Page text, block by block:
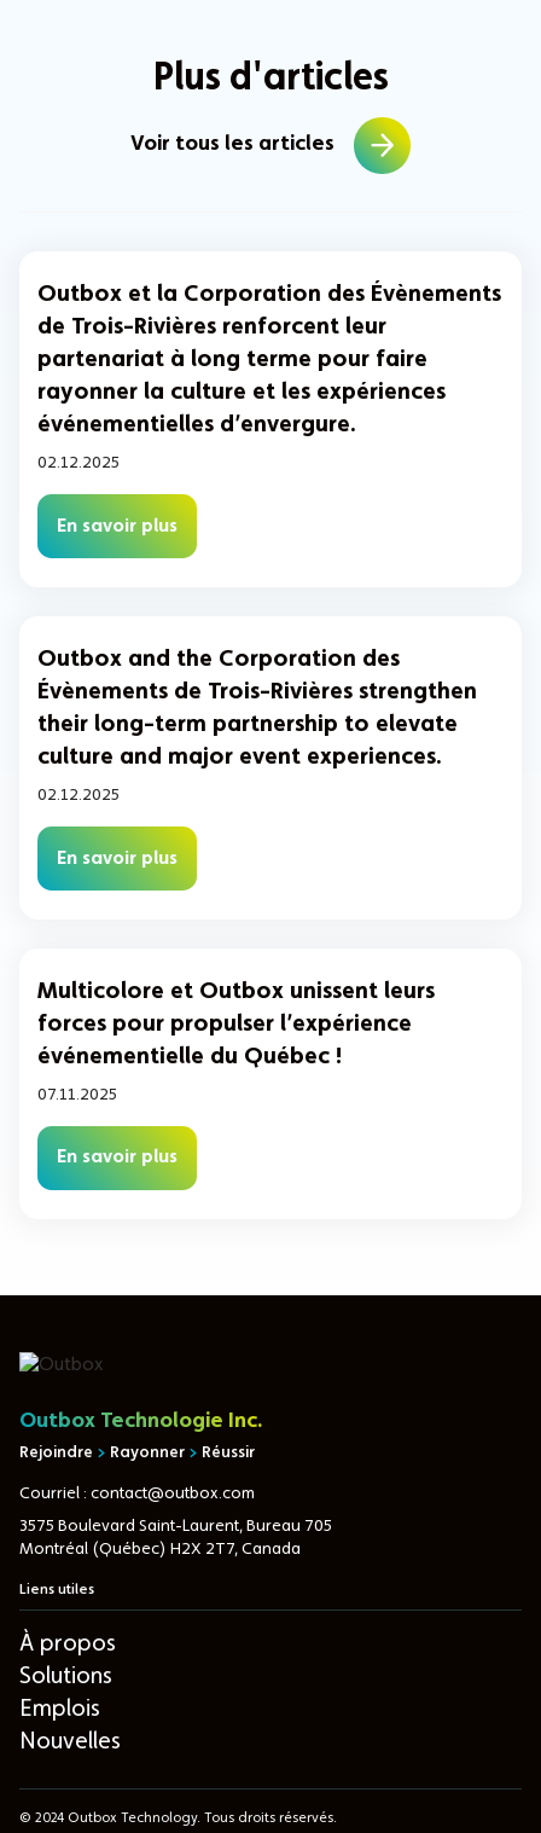
Plus d'articles
Voir tous les articles
Outbox et la Corporation des Évènements
de Trois-Rivières renforcent leur
partenariat à long terme pour faire
rayonner la culture et les expériences
événementielles d’envergure.
02.12.2025
En savoir plus
Outbox and the Corporation des
Évènements de Trois-Rivières strengthen
their long-term partnership to elevate
culture and major event experiences.
02.12.2025
En savoir plus
Multicolore et Outbox unissent leurs
forces pour propulser l’expérience
événementielle du Québec !
07.11.2025
En savoir plus
Outbox Technologie Inc.
Rejoindre > Rayonner > Réussir
Courriel : contact@outbox.com
3575 Boulevard Saint-Laurent, Bureau 705
Montréal (Québec) H2X 2T7, Canada
Liens utiles
À propos
Solutions
Emplois
Nouvelles
© 2024 Outbox Technology. Tous droits réservés.